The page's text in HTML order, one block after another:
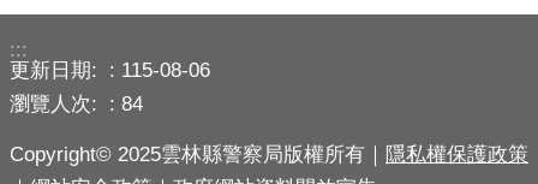
開
資
訊
主
:::
更新日期:
115-08-06
瀏覽人次:
84
Copyright© 2025雲林縣警察局版權所有｜ 隱私權保護政策